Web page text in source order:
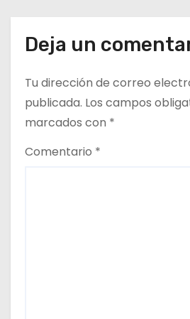
n
t
r
a
d
Deja un
Tu dirección de correo
publicada. Los campos
marcados con *
Comentario *